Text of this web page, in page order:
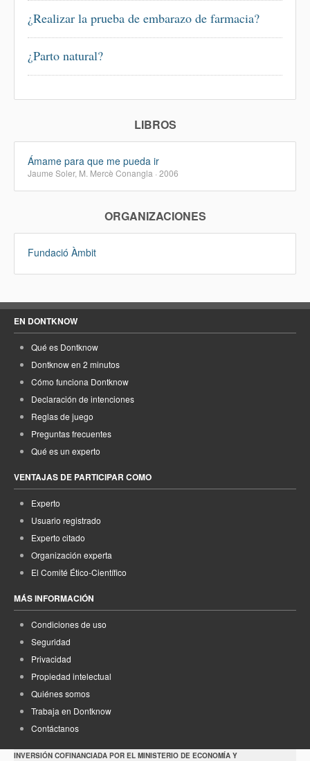
¿Realizar la prueba de embarazo de farmacia?
¿Parto natural?
LIBROS
Ámame para que me pueda ir
Jaume Soler, M. Mercè Conangla · 2006
ORGANIZACIONES
Fundació Àmbit
EN DONTKNOW
Qué es Dontknow
Dontknow en 2 minutos
Cómo funciona Dontknow
Declaración de intenciones
Reglas de juego
Preguntas frecuentes
Qué es un experto
VENTAJAS DE PARTICIPAR COMO
Experto
Usuario registrado
Experto citado
Organización experta
El Comité Ético-Científico
MÁS INFORMACIÓN
Condiciones de uso
Seguridad
Privacidad
Propiedad intelectual
Quiénes somos
Trabaja en Dontknow
Contáctanos
INVERSIÓN COFINANCIADA POR EL MINISTERIO DE ECONOMÍA Y